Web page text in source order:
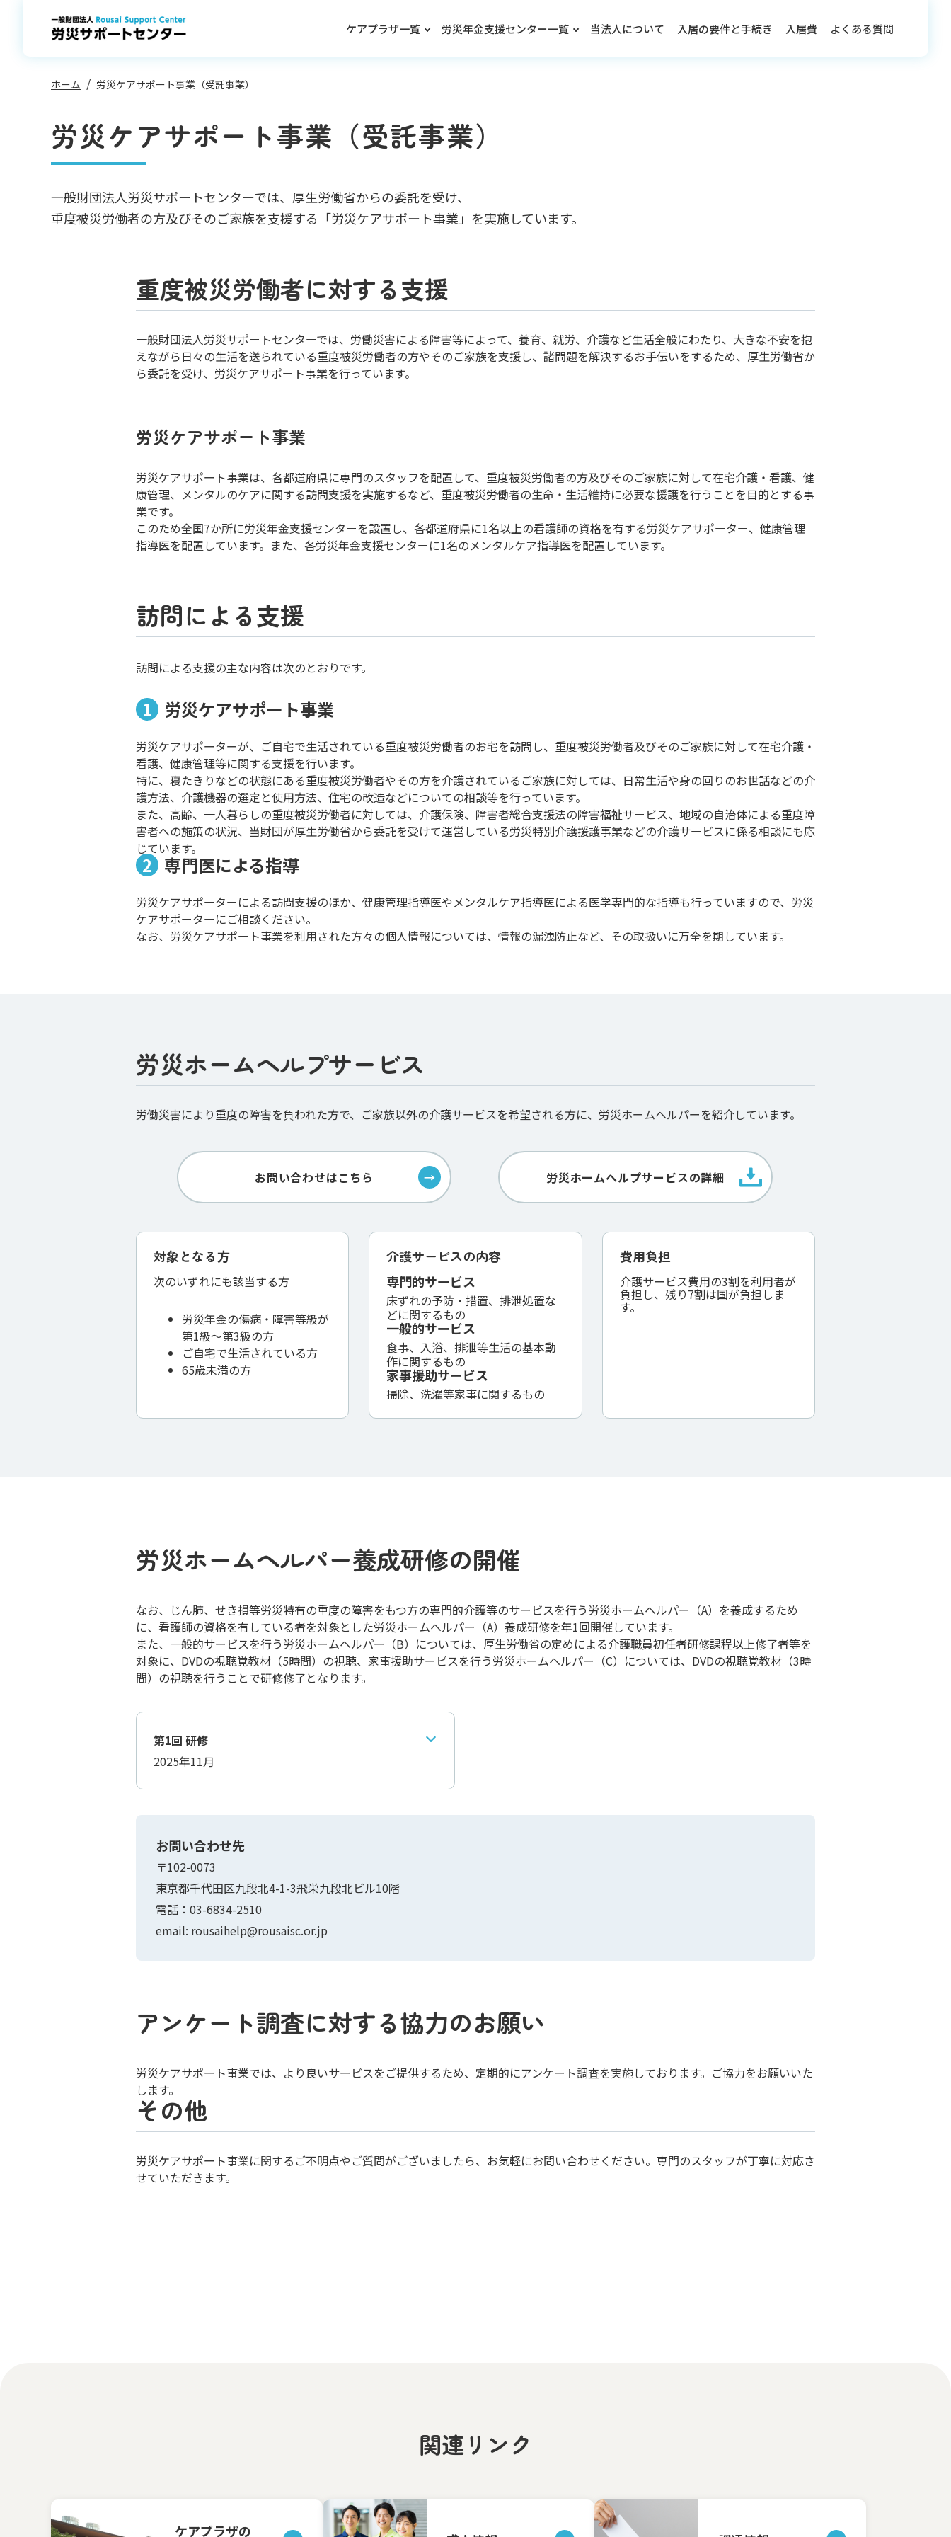
ケアプラザ一覧 労災年金支援センター一覧 当法人について 入居の要件と手続き 入居費 よくある質問
ホーム 労災ケアサポート事業（受託事業）
労災ケアサポート事業（受託事業）
⼀般財団法⼈労災サポートセンターでは、厚⽣労働省からの委託を受け、
重度被災労働者の⽅及びそのご家族を⽀援する「労災ケアサポート事業」を実施しています。
重度被災労働者に対する⽀援
⼀般財団法⼈労災サポートセンターでは、労働災害による障害等によって、養育、就労、介護など⽣活全般にわたり、⼤きな不安を抱
えながら⽇々の⽣活を送られている重度被災労働者の⽅やそのご家族を⽀援し、諸問題を解決するお⼿伝いをするため、厚⽣労働省か
ら委託を受け、労災ケアサポート事業を⾏っています。
労災ケアサポート事業
労災ケアサポート事業は、各都道府県に専⾨のスタッフを配置して、重度被災労働者の⽅及びそのご家族に対して在宅介護・看護、健
康管理、メンタルのケアに関する訪問⽀援を実施するなど、重度被災労働者の⽣命・⽣活維持に必要な援護を⾏うことを⽬的とする事
業です。
このため全国7か所に労災年⾦⽀援センターを設置し、各都道府県に1名以上の看護師の資格を有する労災ケアサポーター、健康管理
指導医を配置しています。また、各労災年⾦⽀援センターに1名のメンタルケア指導医を配置しています。
訪問による⽀援
訪問による⽀援の主な内容は次のとおりです。
労災ケアサポート事業
労災ケアサポーターが、ご⾃宅で⽣活されている重度被災労働者のお宅を訪問し、重度被災労働者及びそのご家族に対して在宅介護・
看護、健康管理等に関する⽀援を⾏います。
特に、寝たきりなどの状態にある重度被災労働者やその⽅を介護されているご家族に対しては、⽇常⽣活や⾝の回りのお世話などの介
護⽅法、介護機器の選定と使⽤⽅法、住宅の改造などについての相談等を⾏っています。
また、⾼齢、⼀⼈暮らしの重度被災労働者に対しては、介護保険、障害者総合⽀援法の障害福祉サービス、地域の⾃治体による重度障
害者への施策の状況、当財団が厚⽣労働省から委託を受けて運営している労災特別介護援護事業などの介護サービスに係る相談にも応
じています。
専⾨医による指導
労災ケアサポーターによる訪問⽀援のほか、健康管理指導医やメンタルケア指導医による医学専⾨的な指導も⾏っていますので、労災
ケアサポーターにご相談ください。
なお、労災ケアサポート事業を利⽤された⽅々の個⼈情報については、情報の漏洩防⽌など、その取扱いに万全を期しています。
労災ホームヘルプサービス
労働災害により重度の障害を負われた⽅で、ご家族以外の介護サービスを希望される⽅に、労災ホームヘルパーを紹介しています。
お問い合わせはこちら 労災ホームヘルプサービスの詳細
対象となる⽅
次のいずれにも該当する⽅
労災年⾦の傷病・障害等級が
第1級〜第3級の⽅
ご⾃宅で⽣活されている⽅
65歳未満の⽅
介護サービスの内容
専⾨的サービス
床ずれの予防・措置、排泄処置な
どに関するもの
⼀般的サービス
⾷事、⼊浴、排泄等⽣活の基本動
作に関するもの
家事援助サービス
掃除、洗濯等家事に関するもの
費⽤負担
介護サービス費⽤の3割を利⽤者が
負担し、残り7割は国が負担しま
す。
労災ホームヘルパー養成研修の開催
なお、じん肺、せき損等労災特有の重度の障害をもつ⽅の専⾨的介護等のサービスを⾏う労災ホームヘルパー（A）を養成するため
に、看護師の資格を有している者を対象とした労災ホームヘルパー（A）養成研修を年1回開催しています。
また、⼀般的サービスを⾏う労災ホームヘルパー（B）については、厚⽣労働省の定めによる介護職員初任者研修課程以上修了者等を
対象に、DVDの視聴覚教材（5時間）の視聴、家事援助サービスを⾏う労災ホームヘルパー（C）については、DVDの視聴覚教材（3時
間）の視聴を⾏うことで研修修了となります。
第1回 研修
2025年11月
お問い合わせ先
〒102-0073
東京都千代⽥区九段北4-1-3⾶栄九段北ビル10階
電話：03-6834-2510
email: rousaihelp@rousaisc.or.jp
アンケート調査に対する協⼒のお願い
労災ケアサポート事業では、より良いサービスをご提供するため、定期的にアンケート調査を実施しております。ご協⼒をお願いいた
します。
その他
労災ケアサポート事業に関するご不明点やご質問がございましたら、お気軽にお問い合わせください。専⾨のスタッフが丁寧に対応さ
せていただきます。
関連リンク
ケアプラザの